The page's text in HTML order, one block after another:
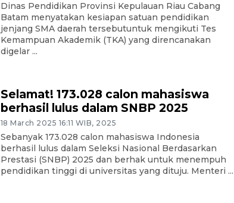
Dinas Pendidikan Provinsi Kepulauan Riau Cabang
Batam menyatakan kesiapan satuan pendidikan
jenjang SMA daerah tersebutuntuk mengikuti Tes
Kemampuan Akademik (TKA) yang direncanakan
digelar ...
Selamat! 173.028 calon mahasiswa
berhasil lulus dalam SNBP 2025
18 March 2025 16:11 WIB, 2025
Sebanyak 173.028 calon mahasiswa Indonesia
berhasil lulus dalam Seleksi Nasional Berdasarkan
Prestasi (SNBP) 2025 dan berhak untuk menempuh
pendidikan tinggi di universitas yang dituju. Menteri ...